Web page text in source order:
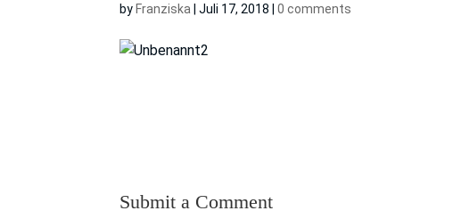
by Franziska |Juli 17, 2018 |0 comments
Submit a Comment